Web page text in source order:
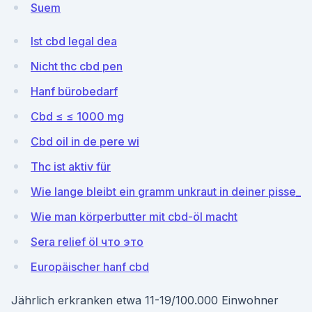
Suem
Ist cbd legal dea
Nicht thc cbd pen
Hanf bürobedarf
Cbd ≤ ≤ 1000 mg
Cbd oil in de pere wi
Thc ist aktiv für
Wie lange bleibt ein gramm unkraut in deiner pisse_
Wie man körperbutter mit cbd-öl macht
Sera relief öl что это
Europäischer hanf cbd
Jährlich erkranken etwa 11-19/100.000 Einwohner